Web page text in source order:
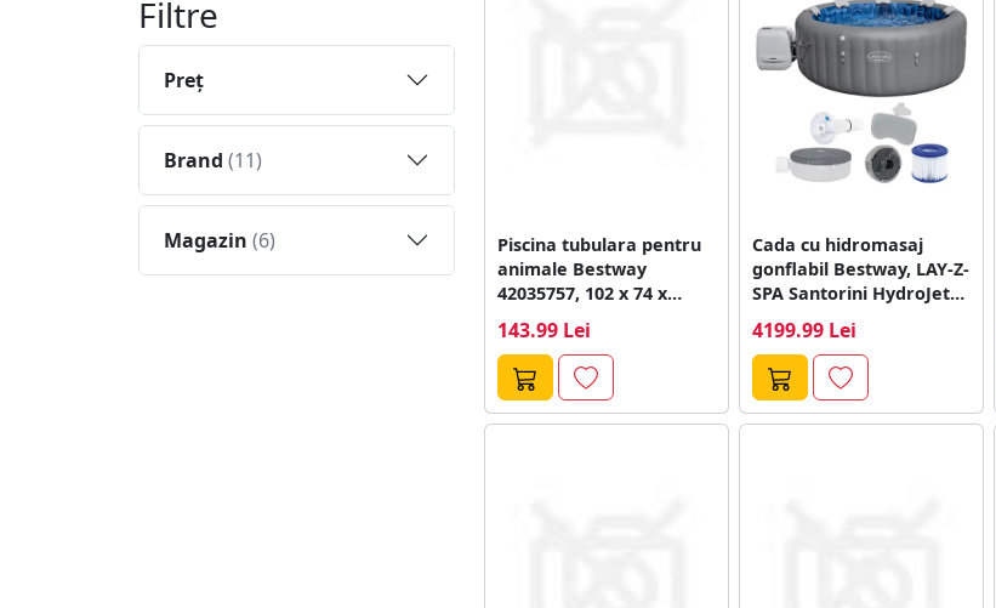
Filtre
Preţ
Brand (11)
Magazin (6)
Piscina tubulara pentru
animale Bestway
42035757, 102 x 74 x
143.99 Lei
Cada cu hidromasaj
gonflabil Bestway, LAY-Z-
SPA Santorini HydroJet
4199.99 Lei